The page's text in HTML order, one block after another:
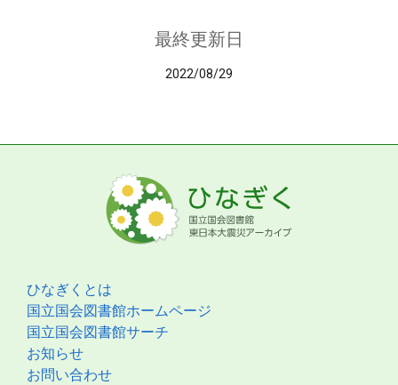
最終更新日
2022/08/29
ひなぎくとは
国立国会図書館ホームページ
国立国会図書館サーチ
お知らせ
お問い合わせ